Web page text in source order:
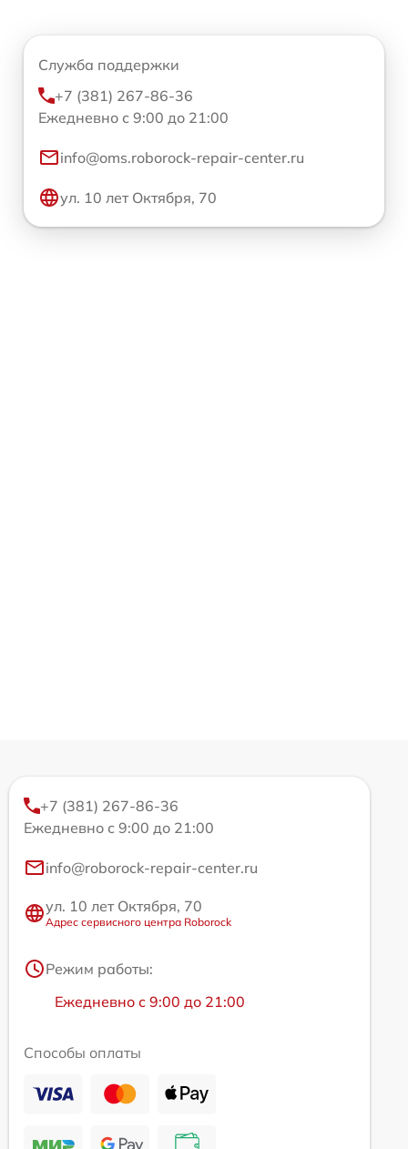
Служба поддержки
+7 (381) 267-86-36
Ежедневно с 9:00 до 21:00
info@oms.roborock-repair-center.ru
ул. 10 лет Октября, 70
+7 (381) 267-86-36
Ежедневно с 9:00 до 21:00
info@roborock-repair-center.ru
ул. 10 лет Октября, 70
Адрес сервисного центра Roborock
Режим работы:
Ежедневно с 9:00 до 21:00
Способы оплаты